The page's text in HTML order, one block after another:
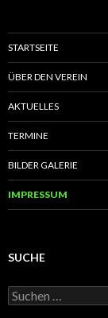
STARTSEITE
ÜBER DEN VEREIN
AKTUELLES
TERMINE
BILDER GALERIE
IMPRESSUM
SUCHE
S
u